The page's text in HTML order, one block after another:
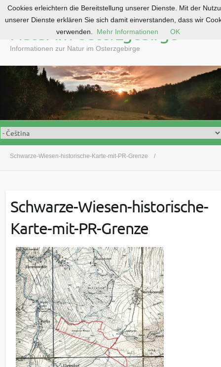
o
e
n
Natur im Osterzgebirge
Informationen zur Natur im Osterzgebirge
Schwarze-Wiesen-historische-Karte-mit-PR-Grenze
Schwarze-Wiesen-historische-
Karte-mit-PR-Grenze
Cookies erleichtern die Bereitstellung unserer Dienste. Mit der
unserer Dienste erklären Sie sich damit einverstanden, dass wir
verwenden.
Mehr Informationen OK